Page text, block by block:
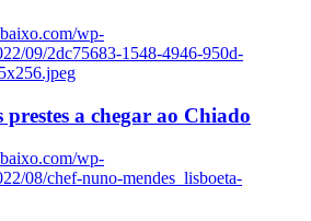
wp-
09/2dc75683-1548-4946-950d-
prestes a chegar ao Chiado
wp-
08/chef-nuno-mendes_lisboeta-